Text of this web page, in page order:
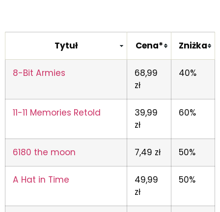
Tytuł Cena* Zniżka
8-Bit Armies
68,99
zł
40%
11-11 Memories Retold
39,99
zł
60%
6180 the moon 7,49 zł 50%
A Hat in Time
49,99
zł
50%